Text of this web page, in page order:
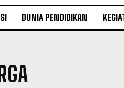
DUNIA PENDIDIKAN